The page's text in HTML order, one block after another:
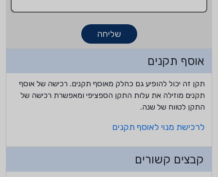
שליחה
אוסף תקנים
תקן זה יכול להופיע גם כחלק מאוסף תקנים. רכישה של אוסף
תקנים מוזילה את עלות התקן הספציפי ומאפשרת רכישה של
התקן לטווח של שנה.
לרכישת מנוי לאוסף תקנים
קבצים קשורים